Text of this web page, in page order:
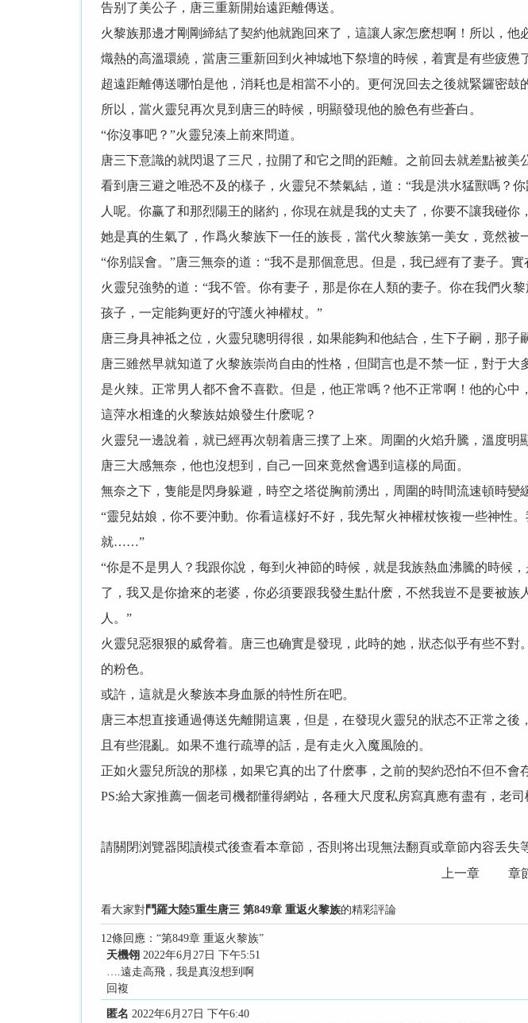
告别了美公子，唐三重新開始遠距離傳送。
火黎族那邊才剛剛締結了契約他就跑回來了，這讓人家怎麽想啊！所以，他
熾熱的高溫環繞，當唐三重新回到火神城地下祭壇的時候，着實是有些疲憊
超遠距離傳送哪怕是他，消耗也是相當不小的。更何況回去之後就緊鑼密鼓
所以，當火靈兒再次見到唐三的時候，明顯發現他的臉色有些蒼白。
“你沒事吧？”火靈兒湊上前來問道。
唐三下意識的就閃退了三尺，拉開了和它之間的距離。之前回去就差點被美
看到唐三避之唯恐不及的樣子，火靈兒不禁氣結，道：“我是洪水猛獸嗎？
人呢。你赢了和那烈陽王的賭約，你現在就是我的丈夫了，你要不讓我碰
她是真的生氣了，作爲火黎族下一任的族長，當代火黎族第一美女，竟然被
“你别誤會。”唐三無奈的道：“我不是那個意思。但是，我已經有了妻子。
火靈兒強勢的道：“我不管。你有妻子，那是你在人類的妻子。你在我們火
孩子，一定能夠更好的守護火神權杖。”
唐三身具神祗之位，火靈兒聰明得很，如果能夠和他結合，生下子嗣，那
唐三雖然早就知道了火黎族崇尚自由的性格，但聞言也是不禁一怔，對于
是火辣。正常男人都不會不喜歡。但是，他正常嗎？他不正常啊！他的心
這萍水相逢的火黎族姑娘發生什麽呢？
火靈兒一邊說着，就已經再次朝着唐三撲了上來。周圍的火焰升騰，溫度明
唐三大感無奈，他也沒想到，自己一回來竟然會遇到這樣的局面。
無奈之下，隻能是閃身躲避，時空之塔從胸前湧出，周圍的時間流速頓時變
“靈兒姑娘，你不要沖動。你看這樣好不好，我先幫火神權杖恢複一些神性
就……”
“你是不是男人？我跟你說，每到火神節的時候，就是我族熱血沸騰的時候
了，我又是你搶來的老婆，你必須要跟我發生點什麽，不然我豈不是要被
人。”
火靈兒惡狠狠的威脅着。唐三也确實是發現，此時的她，狀态似乎有些不
的粉色。
或許，這就是火黎族本身血脈的特性所在吧。
唐三本想直接通過傳送先離開這裏，但是，在發現火靈兒的狀态不正常之
且有些混亂。如果不進行疏導的話，是有走火入魔風險的。
正如火靈兒所說的那樣，如果它真的出了什麽事，之前的契約恐怕不但不會
PS:給大家推薦一個老司機都懂得網站，各種大尺度私房寫真應有盡有，老
請關閉浏覽器閱讀模式後查看本章節，否則将出現無法翻頁或章節内容丢失
上一章
章
看大家對鬥羅大陸5重生唐三 第849章 重返火黎族的精彩評論
12條回應：“第849章 重返火黎族”
天機翎 2022年6月27日 下午5:51
….遠走高飛，我是真沒想到啊
回複
匿名 2022年6月27日 下午6:40